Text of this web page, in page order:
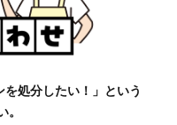
を処分したい！」という